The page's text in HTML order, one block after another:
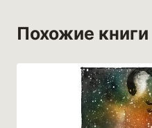
Похожие книги